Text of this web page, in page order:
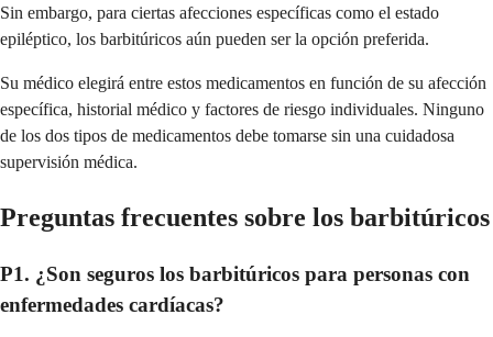
Sin embargo, para ciertas afecciones específicas como el estado
epiléptico, los barbitúricos aún pueden ser la opción preferida.
Su médico elegirá entre estos medicamentos en función de su afección
específica, historial médico y factores de riesgo individuales. Ninguno
de los dos tipos de medicamentos debe tomarse sin una cuidadosa
supervisión médica.
Preguntas frecuentes sobre los barbitúricos
P1. ¿Son seguros los barbitúricos para personas con
enfermedades cardíacas?